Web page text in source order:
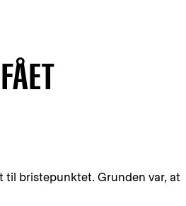
til bristepunktet. Grunden var, at